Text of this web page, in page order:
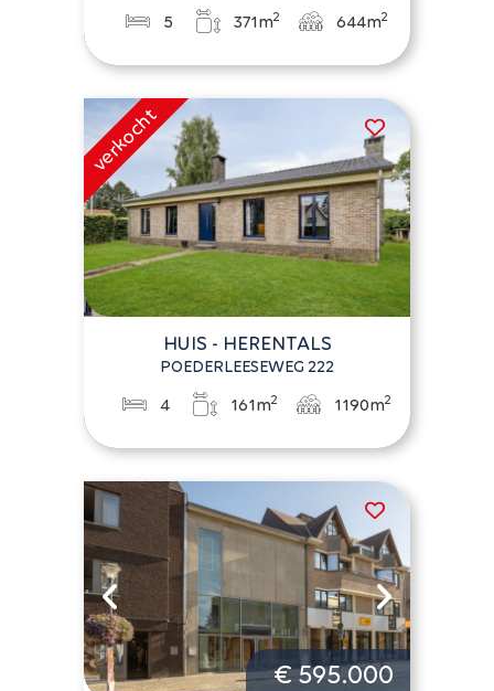
5 371m2 644m2
HUIS - HERENTALS
POEDERLEESEWEG 222
4 161m2 1190m2
€ 595.000